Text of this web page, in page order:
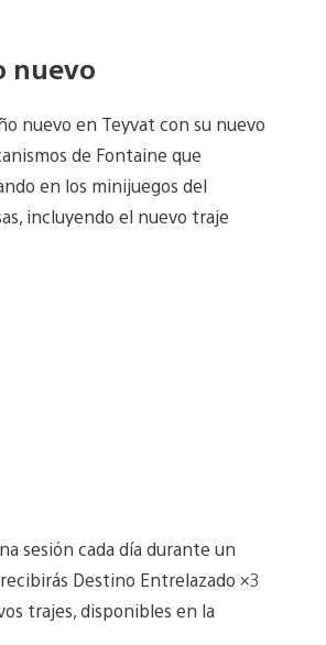
nuevo
nuevo en Teyvat con su nuevo
de Fontaine que
en los minijuegos del
incluyendo el nuevo traje
sesión cada día durante un
Destino Entrelazado ×3
trajes, disponibles en la